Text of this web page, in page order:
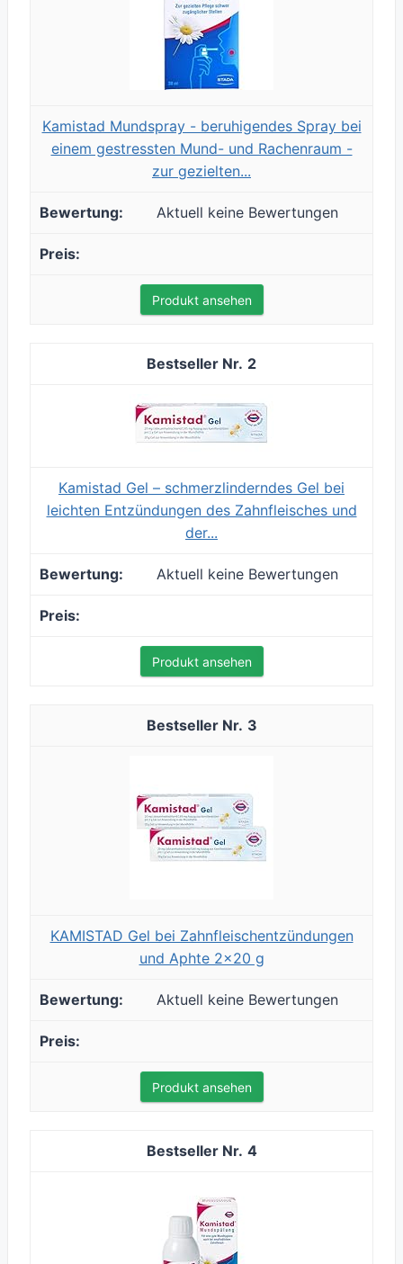
Kamistad Mundspray - beruhigendes Spray bei
einem gestressten Mund- und Rachenraum -
zur gezielten...
Aktuell keine Bewertungen
Produkt ansehen
2
Kamistad Gel – schmerzlinderndes Gel bei
leichten Entzündungen des Zahnfleisches und
der...
Aktuell keine Bewertungen
Produkt ansehen
3
KAMISTAD Gel bei Zahnfleischentzündungen
und Aphte 2x20 g
Aktuell keine Bewertungen
Produkt ansehen
4